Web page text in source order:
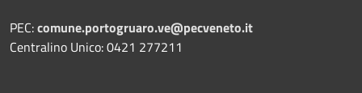
PEC:comune.portogruaro.ve@pecveneto.it
Centralino Unico: 0421 277211